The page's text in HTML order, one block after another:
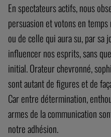
En spectateurs actifs, nous
persuasion et votons en
ou de celle qui aura su, par
influencer nos esprits, sans
initial. Orateur chevronné,
sont autant de figures et de
Car entre détermination,
armes de la communication
notre adhésion.